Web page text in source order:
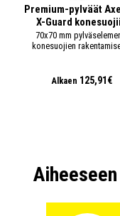
Premium-pylväät
X-Guard
70x70 mm
konesuojien
Alkaen 125,91€